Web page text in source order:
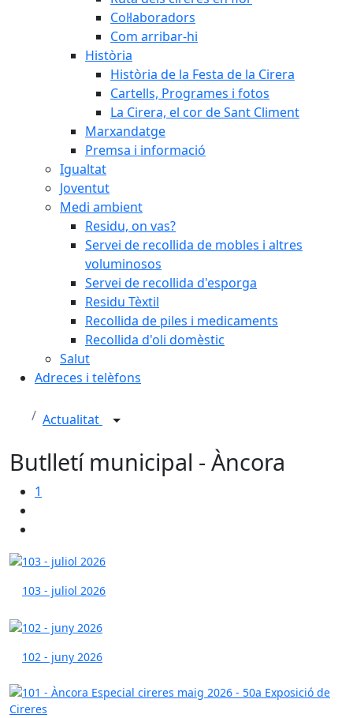
Col·laboradors
Com arribar-hi
Història
Història de la Festa de la Cirera
Cartells, Programes i fotos
La Cirera, el cor de Sant Climent
Marxandatge
Premsa i informació
Igualtat
Joventut
Medi ambient
Residu, on vas?
Servei de recollida de mobles i altres
voluminosos
Servei de recollida d'esporga
Residu Tèxtil
Recollida de piles i medicaments
Recollida d'oli domèstic
Salut
Adreces i telèfons
Actualitat
Butlletí municipal - Àncora
1
103 - juliol 2026
102 - juny 2026